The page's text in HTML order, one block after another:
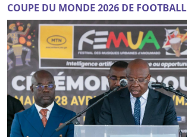
COUPE DU MONDE 2026 DE FOOTBALL